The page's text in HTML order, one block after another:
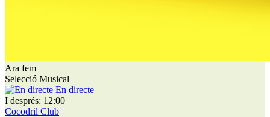
Ara fem
Selecció Musical
En directe
I després: 12:00
Cocodril Club